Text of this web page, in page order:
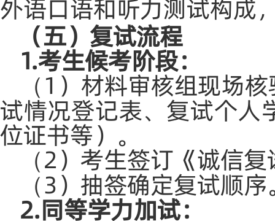
外语口语和听力测试构成
（五）复试流程
1.考生候考阶段：
（ 1）材料审核组现场
试情况登记表、复试个人
位证书等）。
（2）考生签订《诚信
（3）抽签确定复试顺序
2.同等学力加试：